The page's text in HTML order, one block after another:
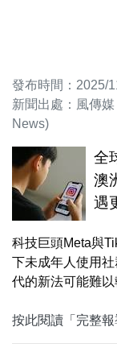
發布時間：2025/
新聞出處：風傳
News)
全
澳
遇
科技巨頭Meta與
下未成年人使用
代的新法可能難以
按此閱讀「完整報